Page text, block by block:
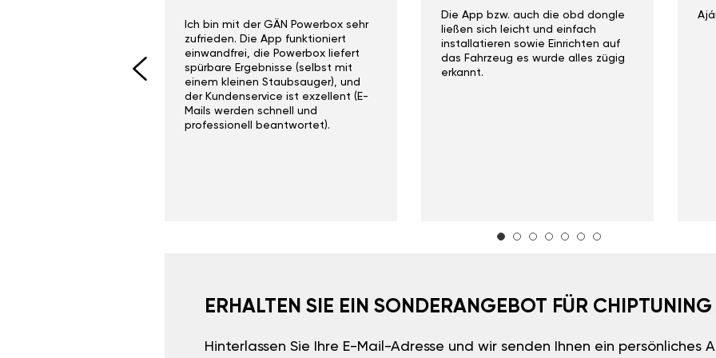
Ich bin mit der GÄN Powerbox sehr
zufrieden. Die App funktioniert
einwandfrei, die Powerbox liefert
spürbare Ergebnisse (selbst mit
einem kleinen Staubsauger), und
der Kundenservice ist exzellent (E-
Mails werden schnell und
professionell beantwortet).
Die App bzw. auch die obd dongle
ließen sich leicht und einfach
installatieren sowie Einrichten auf
das Fahrzeug es wurde alles zügig
erkannt.
ERHALTEN SIE EIN SONDERANGEBOT FÜR CHIPTUNING
Hinterlassen Sie Ihre E-Mail-Adresse und wir senden Ihnen ein persönliches